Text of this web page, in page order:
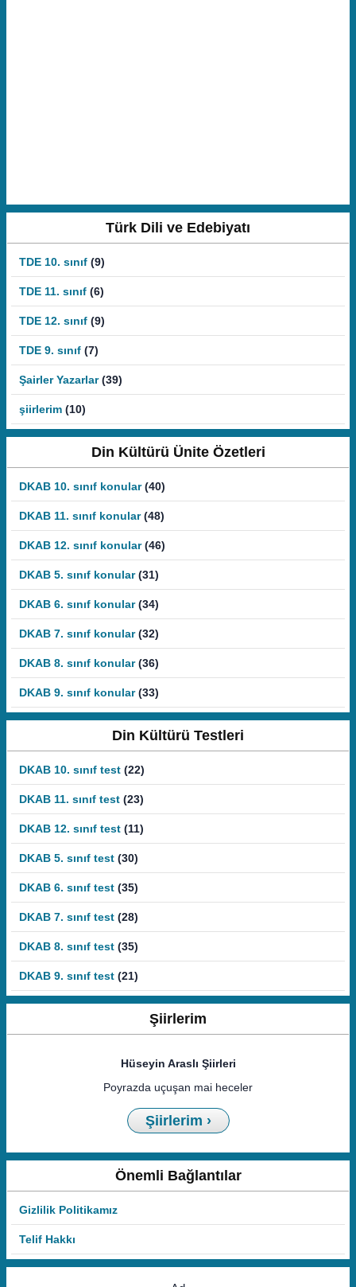
Türk Dili ve Edebiyatı
TDE 10. sınıf (9)
TDE 11. sınıf (6)
TDE 12. sınıf (9)
TDE 9. sınıf (7)
Şairler Yazarlar (39)
şiirlerim (10)
Din Kültürü Ünite Özetleri
DKAB 10. sınıf konular (40)
DKAB 11. sınıf konular (48)
DKAB 12. sınıf konular (46)
DKAB 5. sınıf konular (31)
DKAB 6. sınıf konular (34)
DKAB 7. sınıf konular (32)
DKAB 8. sınıf konular (36)
DKAB 9. sınıf konular (33)
Din Kültürü Testleri
DKAB 10. sınıf test (22)
DKAB 11. sınıf test (23)
DKAB 12. sınıf test (11)
DKAB 5. sınıf test (30)
DKAB 6. sınıf test (35)
DKAB 7. sınıf test (28)
DKAB 8. sınıf test (35)
DKAB 9. sınıf test (21)
Şiirlerim
Hüseyin Araslı Şiirleri
Poyrazda uçuşan mai heceler
Şiirlerim ›
Önemli Bağlantılar
Gizlilik Politikamız
Telif Hakkı